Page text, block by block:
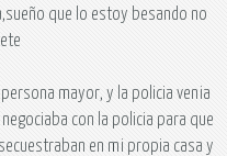
que lo estoy besando no
mayor, y la policia venia
con la policia para que
en mi propia casa y